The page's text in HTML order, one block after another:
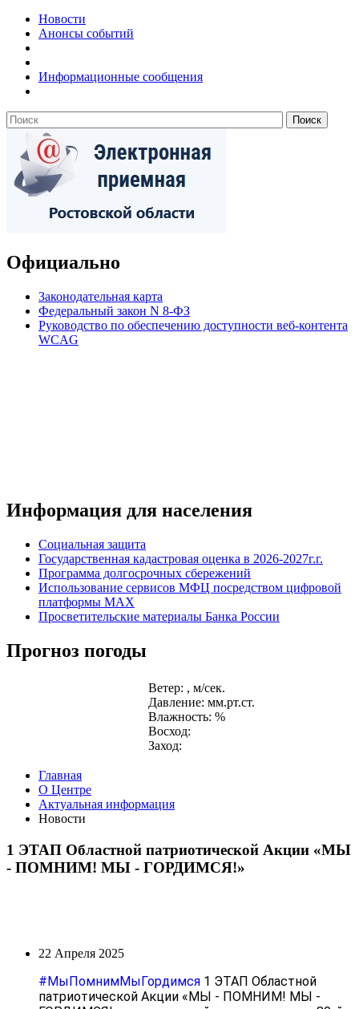
Новости
Анонсы событий
Информационные сообщения
Официально
Законодательная карта
Федеральный закон N 8-ФЗ
Руководство по обеспечению доступности веб-контента
WCAG
Информация для населения
Социальная защита
Государственная кадастровая оценка в 2026-2027г.г.
Программа долгосрочных сбережений
Использование сервисов МФЦ посредством цифровой
платформы MAX
Просветительские материалы Банка России
Прогноз погоды
Ветер: , м/сек.
Давление: мм.рт.ст.
Влажность: %
Восход:
Заход:
Главная
О Центре
Актуальная информация
Новости
1 ЭТАП Областной патриотической Акции «МЫ
- ПОМНИМ! МЫ - ГОРДИМСЯ!»
22 Апреля 2025
#МыПомнимМыГордимся 1 ЭТАП Областной
патриотической Акции «МЫ - ПОМНИМ! МЫ -